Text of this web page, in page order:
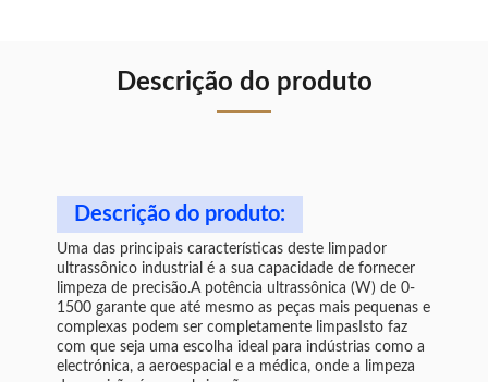
Descrição do produto
Descrição do produto:
Uma das principais características deste limpador
ultrassônico industrial é a sua capacidade de fornecer
limpeza de precisão.A potência ultrassônica (W) de 0-
1500 garante que até mesmo as peças mais pequenas e
complexas podem ser completamente limpasIsto faz
com que seja uma escolha ideal para indústrias como a
electrónica, a aeroespacial e a médica, onde a limpeza